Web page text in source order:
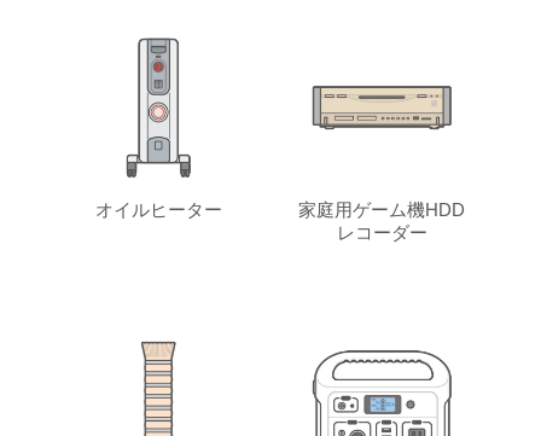
オイルヒーター
家庭用ゲーム機HDD
レコーダー